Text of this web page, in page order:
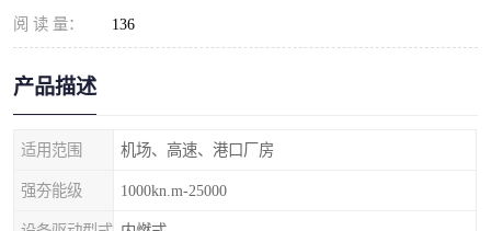
阅 读 量： 136
产品描述
适用范围 机场、高速、港口厂房
强夯能级 1000kn.m-25000